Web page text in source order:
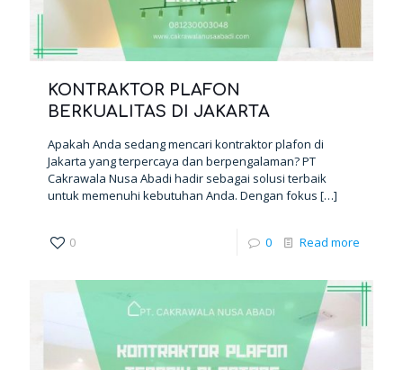
KONTRAKTOR PLAFON
BERKUALITAS DI JAKARTA
Apakah Anda sedang mencari kontraktor plafon di
Jakarta yang terpercaya dan berpengalaman? PT
Cakrawala Nusa Abadi hadir sebagai solusi terbaik
untuk memenuhi kebutuhan Anda. Dengan fokus […]
0 0 Read more